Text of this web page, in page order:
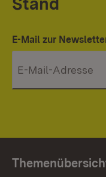
E-Mail zur